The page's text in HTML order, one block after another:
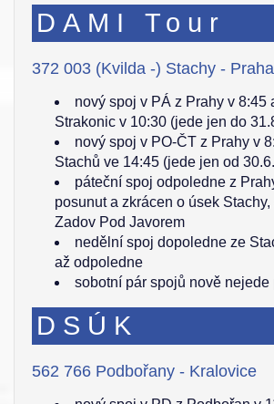
DAMI Tour
372 003 (Kvilda -) Stachy - Praha
nový spoj v PÁ z Prahy v 8:45
Strakonic v 10:30 (jede jen do
nový spoj v PO-ČT z Prahy v
Stachů ve 14:45 (jede jen od
páteční spoj odpoledne z
posunut a zkrácen o úsek Stachy,
Zadov Pod Javorem
nedělní spoj dopoledne ze
až odpoledne
sobotní pár spojů nově nejede
DSÚK
562 766 Podbořany - Kralovice